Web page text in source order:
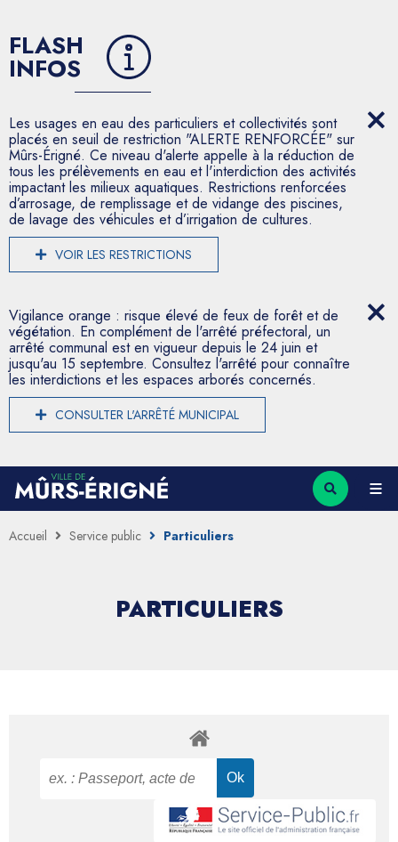
FLASH
INFOS
Les usages en eau des particuliers et collectivités sont
placés en seuil de restriction "ALERTE RENFORCÉE" sur
Mûrs-Érigné. Ce niveau d'alerte appelle à la réduction de
tous les prélèvements en eau et l'interdiction des activités
impactant les milieux aquatiques. Restrictions renforcées
d’arrosage, de remplissage et de vidange des piscines,
de lavage des véhicules et d’irrigation de cultures.
VOIR LES RESTRICTIONS
Vigilance orange : risque élevé de feux de forêt et de
végétation. En complément de l'arrêté préfectoral, un
arrêté communal est en vigueur depuis le 24 juin et
jusqu'au 15 septembre. Consultez l'arrêté pour connaître
les interdictions et les espaces arborés concernés.
CONSULTER L'ARRÊTÉ MUNICIPAL
Accueil Service public Particuliers
PARTICULIERS